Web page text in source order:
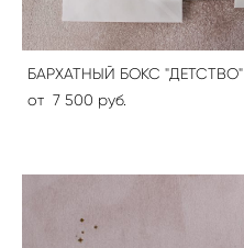
БАРХАТНЫЙ БОКС
от 7 500 pуб.